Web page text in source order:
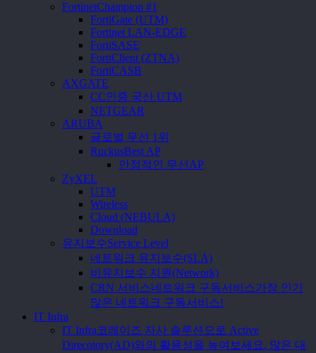
FortinetChampion #1
FortiGate (UTM)
Fortinet LAN-EDGE
FortiSASE
FortiClient (ZTNA)
FortiCASB
AXGATE
CC인증 국산 UTM
NETGEAR
ARUBA
글로벌 무선 1위
RuckusBest AP
안정적인 무선AP
ZyXEL
UTM
Wireless
Cloud (NEBULA)
Download
유지보수Service Level
네트워크 유지보수(SLA)
비유지보수 지원(Network)
CRN 서비스네트워크 구독서비스가장 인기
많은 네트워크 구독서비스!
IT Infra
IT Infra코레이즈 자사 솔루션으로 Active
Direcotory(AD)와의 활용성을 높여보세요. 많은 대